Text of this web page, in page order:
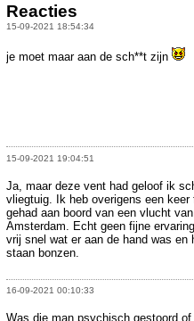
Reacties
15-09-2021 18:54:34
je moet maar aan de sch**t zijn
15-09-2021 19:04:51
Ja, maar deze vent had geloof ik
vliegtuig. Ik heb overigens een
gehad aan boord van een vlucht
Amsterdam. Echt geen fijne
vrij snel wat er aan de hand was en
staan bonzen.
16-09-2021 00:10:33
Was die man psychisch gestoord